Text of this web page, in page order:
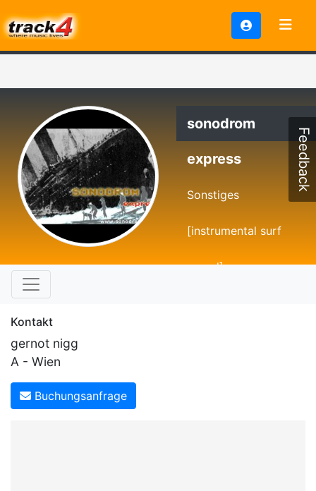
sonodrom
express
Sonstiges
[instrumental surf
sound]
Kontakt
gernot nigg
A - Wien
Buchungsanfrage
Feedback